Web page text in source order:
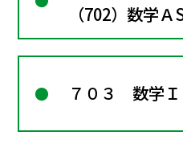
（702）数学
７０３ 数学